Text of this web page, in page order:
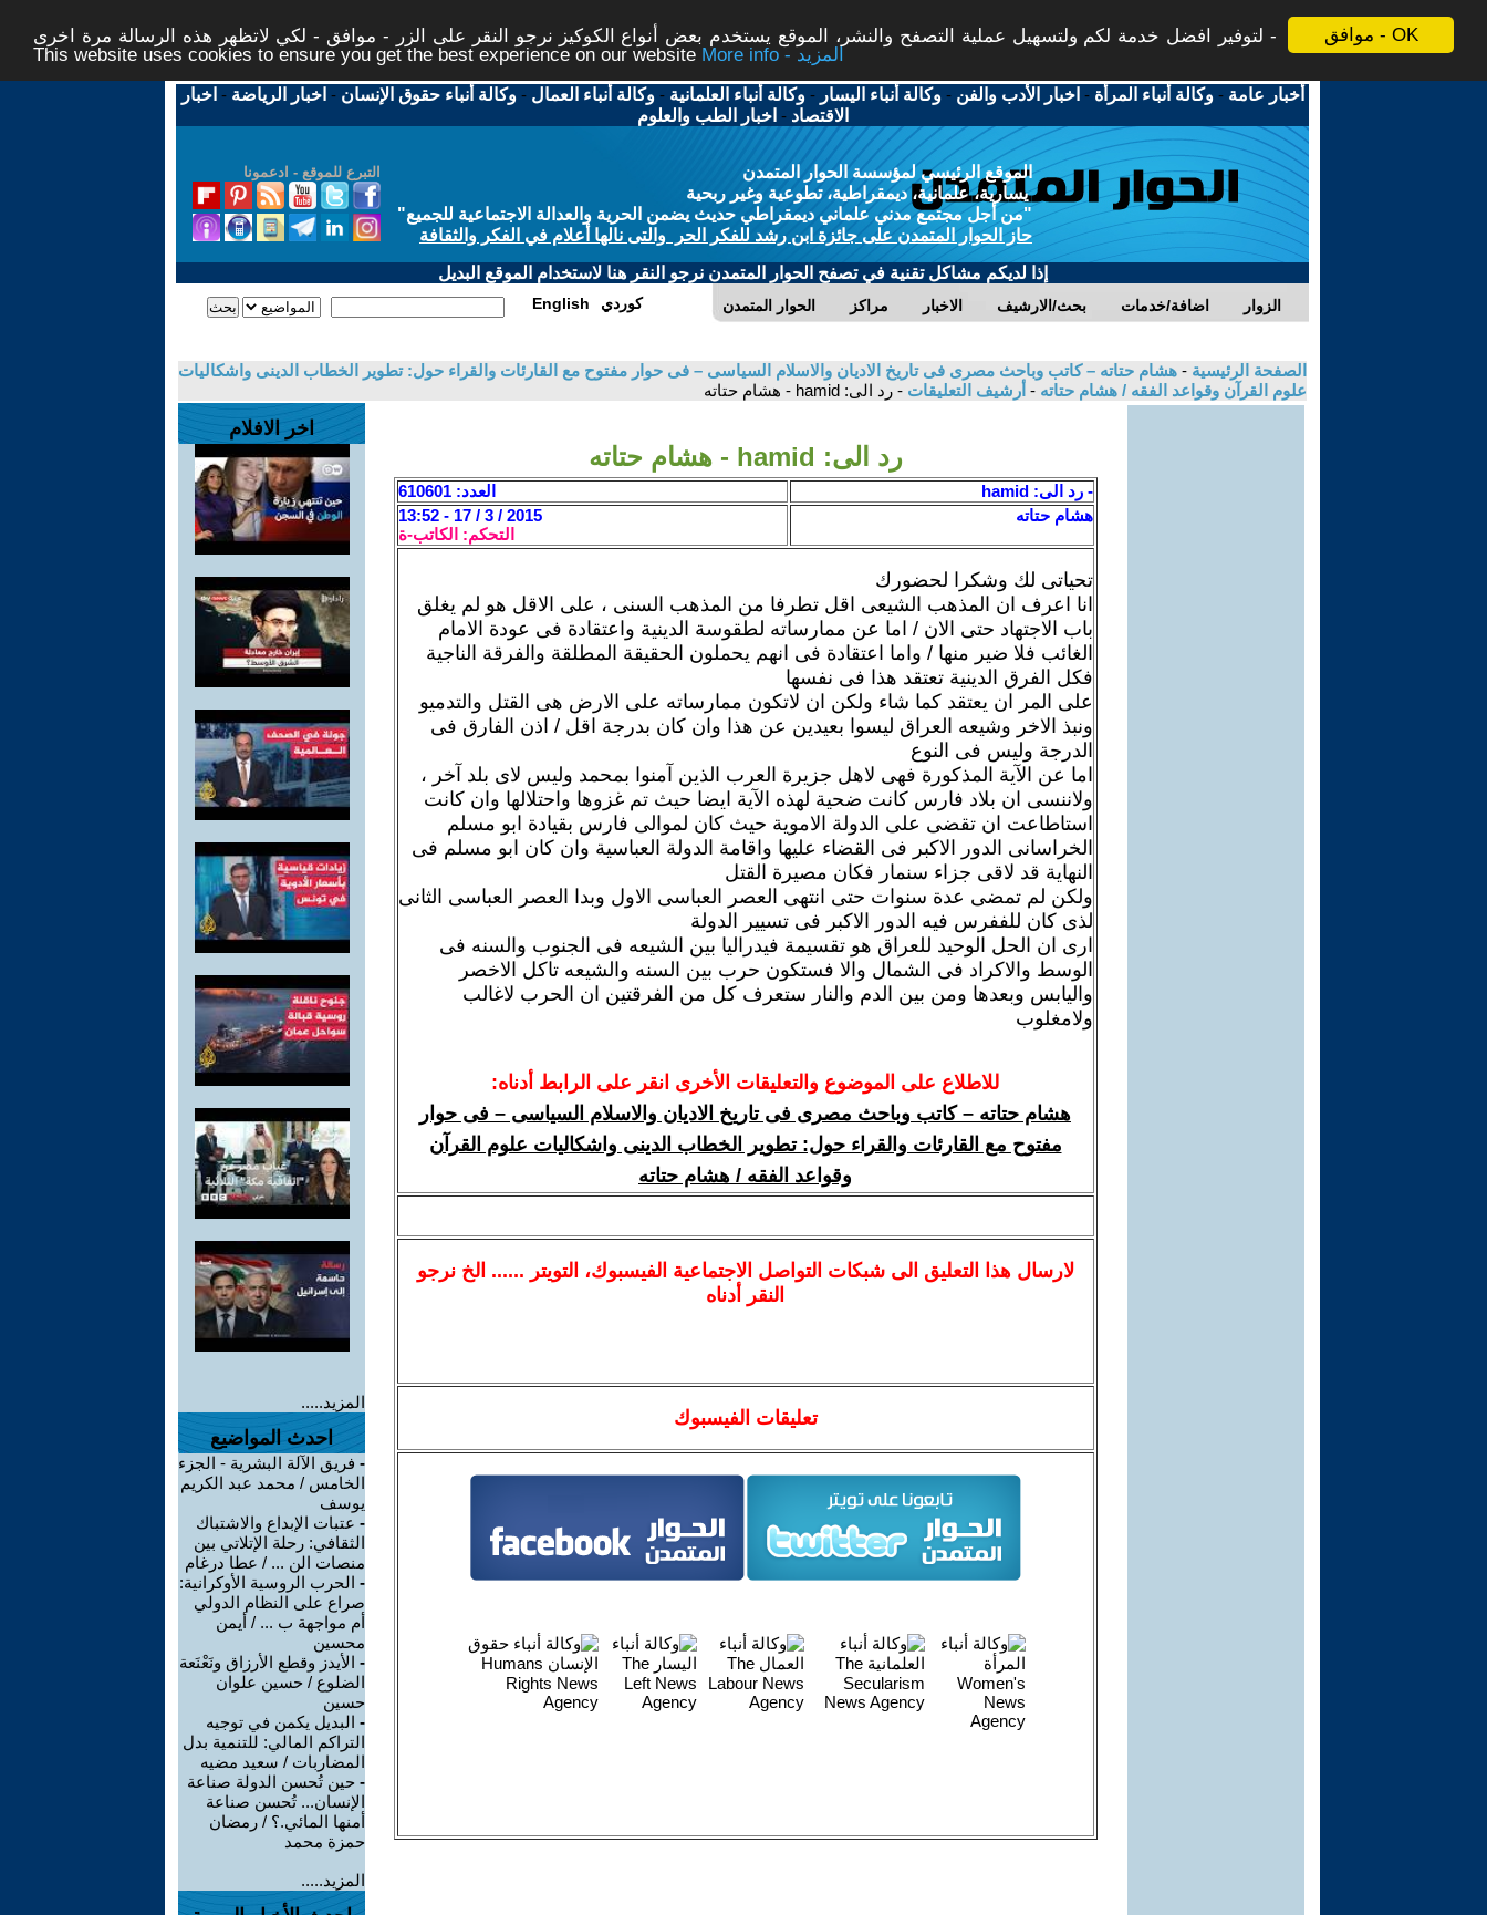
موافق - OK
لتوفير افضل خدمة لكم ولتسهيل عملية التصفح والنشر، الموقع يستخدم بعض أنواع الكوكيز نرجو النقر على الزر - موافق - لكي لاتظهر هذه الرسالة مرة اخرى -
This website uses cookies to ensure you get the best experience on our website
More info - المزيد
أخبار عامة -وكالة أنباء المرأة - اخبار الأدب والفن -وكالة أنباء اليسار -وكالة أنباء العلمانية -وكالة أنباء العمال -وكالة أنباء حقوق الإنسان - اخبار الرياضة - اخبار
الاقتصاد - اخبار الطب والعلوم
التبرع للموقع - ادعمونا
الموقع الرئيسي لمؤسسة الحوار المتمدن
يسارية، علمانية، ديمقراطية، تطوعية وغير ربحية
"من أجل مجتمع مدني علماني ديمقراطي حديث يضمن الحرية والعدالة الاجتماعية للجميع"
حاز الحوار المتمدن على جائزة ابن رشد للفكر الحر والتى نالها أعلام في الفكر والثقافة
إذا لديكم مشاكل تقنية في تصفح الحوار المتمدن نرجو النقر هنا لاستخدام الموقع البديل
الحوار المتمدن مراكز الاخبار بحث/الارشيف اضافة/خدمات الزوار English كوردي
الصفحة الرئيسية - هشام حتاته – كاتب وباحث مصرى فى تاريخ الاديان والاسلام السياسى – فى حوار مفتوح مع القارئات والقراء حول: تطوير الخطاب الدينى واشكاليات
علوم القرآن وقواعد الفقه / هشام حتاته - أرشيف التعليقات - رد الى: hamid - هشام حتاته
رد الى: hamid - هشام حتاته
- رد الى: hamid
العدد: 610601
هشام حتاته
2015 / 3 / 17 - 13:52
التحكم: الكاتب-ة
تحياتى لك وشكرا لحضورك
انا اعرف ان المذهب الشيعى اقل تطرفا من المذهب السنى ، على الاقل هو لم يغلق
باب الاجتهاد حتى الان / اما عن ممارساته لطقوسة الدينية واعتقادة فى عودة الامام
الغائب فلا ضير منها / واما اعتقادة فى انهم يحملون الحقيقة المطلقة والفرقة الناجية
فكل الفرق الدينية تعتقد هذا فى نفسها
على المر ان يعتقد كما شاء ولكن ان لاتكون ممارساته على الارض هى القتل والتدميو
ونبذ الاخر وشيعه العراق ليسوا بعيدين عن هذا وان كان بدرجة اقل / اذن الفارق فى
الدرجة وليس فى النوع
اما عن الآية المذكورة فهى لاهل جزيرة العرب الذين آمنوا بمحمد وليس لاى بلد آخر ،
ولاننسى ان بلاد فارس كانت ضحية لهذه الآية ايضا حيث تم غزوها واحتلالها وان كانت
استاطاعت ان تقضى على الدولة الاموية حيث كان لموالى فارس بقيادة ابو مسلم
الخراسانى الدور الاكبر فى القضاء عليها واقامة الدولة العباسية وان كان ابو مسلم فى
النهاية قد لاقى جزاء سنمار فكان مصيرة القتل
ولكن لم تمضى عدة سنوات حتى انتهى العصر العباسى الاول وبدا العصر العباسى الثانى
لذى كان للففرس فيه الدور الاكبر فى تسيير الدولة
ارى ان الحل الوحيد للعراق هو تقسيمة فيدراليا بين الشيعه فى الجنوب والسنه فى
الوسط والاكراد فى الشمال والا فستكون حرب بين السنه والشيعه تاكل الاخصر
واليابس وبعدها ومن بين الدم والنار ستعرف كل من الفرقتين ان الحرب لاغالب
ولامغلوب
للاطلاع على الموضوع والتعليقات الأخرى انقر على الرابط أدناه:
هشام حتاته – كاتب وباحث مصرى فى تاريخ الاديان والاسلام السياسى – فى حوار
مفتوح مع القارئات والقراء حول: تطوير الخطاب الدينى واشكاليات علوم القرآن
وقواعد الفقه / هشام حتاته
لارسالهذا التعليق الى شبكات التواصل الاجتماعية الفيسبوك، التويتر ...... الخ نرجو
النقر أدناه
تعليقات الفيسبوك
اخر الافلام
المزيد.....
احدث المواضيع
- فريق الآلة البشرية - الجزء
الخامس / محمد عبد الكريم
يوسف
- عتبات الإبداع والاشتباك
الثقافي: رحلة الإتلاتي بين
منصات الن ... / عطا درغام
- الحرب الروسية الأوكرانية:
صراع على النظام الدولي
أم مواجهة ب ... / أيمن
محسين
- الأيدز وقطع الأرزاق ونَعْنَعة
الضلوع / حسين علوان
حسين
- البديل يكمن في توجيه
التراكم المالي: للتنمية بدل
المضاربات / سعيد مضيه
- حين تُحسن الدولة صناعة
الإنسان... تُحسن صناعة
أمنها المائي.؟ / رمضان
حمزة محمد
المزيد.....